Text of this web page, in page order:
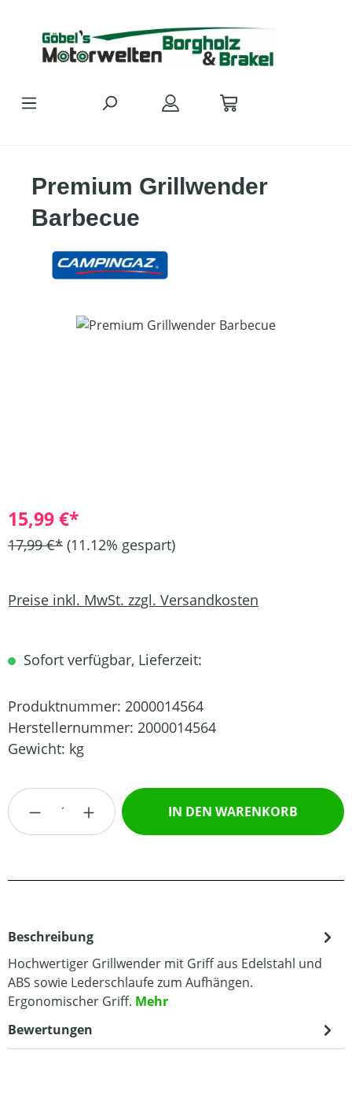
Premium Grillwender
Barbecue
Bildergalerie überspringen
15,99 €*
17,99 €* (11.12% gespart)
Preise inkl. MwSt. zzgl. Versandkosten
Sofort verfügbar, Lieferzeit:
Produktnummer: 2000014564
Herstellernummer: 2000014564
Gewicht: kg
Produkt Anzahl: Gib den gewünschten
IN DEN WARENKORB
Beschreibung
Hochwertiger Grillwender mit Griff aus Edelstahl und
ABS sowie Lederschlaufe zum Aufhängen.
Ergonomischer Griff. Mehr
Bewertungen